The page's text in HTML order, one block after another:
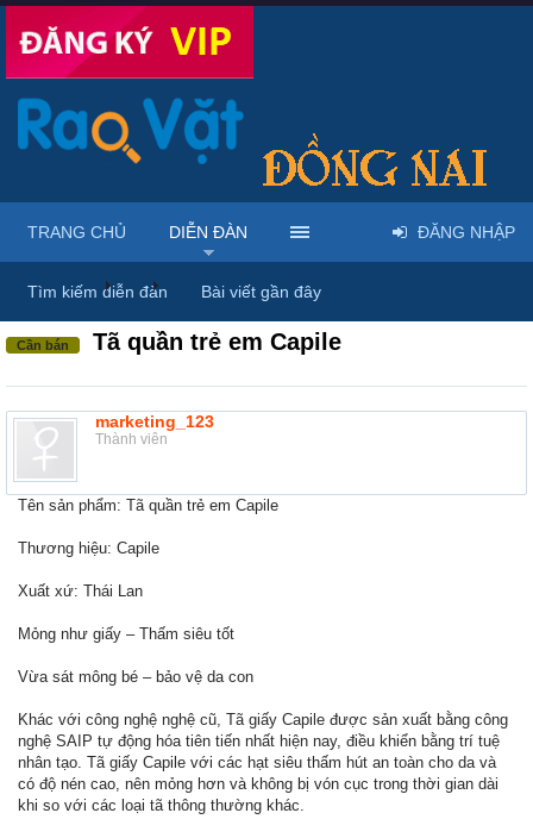
Diễn đàn ... Mua bán quần áo & đồ cho bé
Cần bán Tã quần trẻ em Capile
marketing_123
Thành viên
Tên sản phẩm: Tã quần trẻ em Capile
Thương hiệu: Capile
Xuất xứ: Thái Lan
Mỏng như giấy – Thấm siêu tốt
Vừa sát mông bé – bảo vệ da con
Khác với công nghệ nghệ cũ, Tã giấy Capile được sản xuất bằng công
nghệ SAIP tự động hóa tiên tiến nhất hiện nay, điều khiển bằng trí tuệ
nhân tạo. Tã giấy Capile với các hạt siêu thấm hút an toàn cho da và
có độ nén cao, nên mỏng hơn và không bị vón cục trong thời gian dài
khi so với các loại tã thông thường khác.
TRANG CHỦ DIỄN ĐÀN
Tìm kiếm diễn đàn Bài viết gần đây
ĐĂNG NHẬP